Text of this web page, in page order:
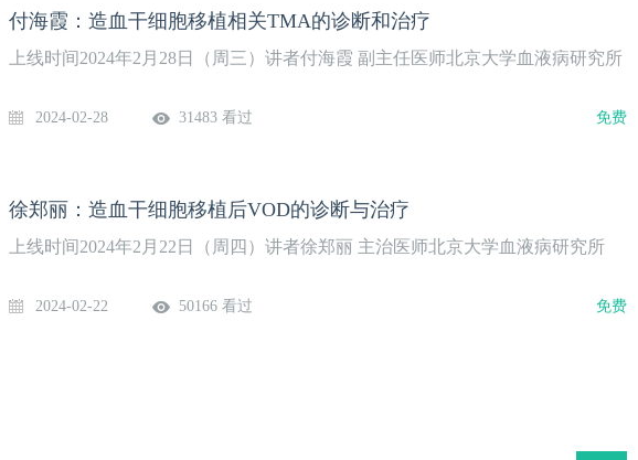
付海霞：造血干细胞移植相关TMA的诊断和治疗
上线时间2024年2月28日（周三）讲者付海霞 副主任医师北京大学血液病研究所
2024-02-28 31483 看过 免费
徐郑丽：造血干细胞移植后VOD的诊断与治疗
上线时间2024年2月22日（周四）讲者徐郑丽 主治医师北京大学血液病研究所
2024-02-22 50166 看过 免费